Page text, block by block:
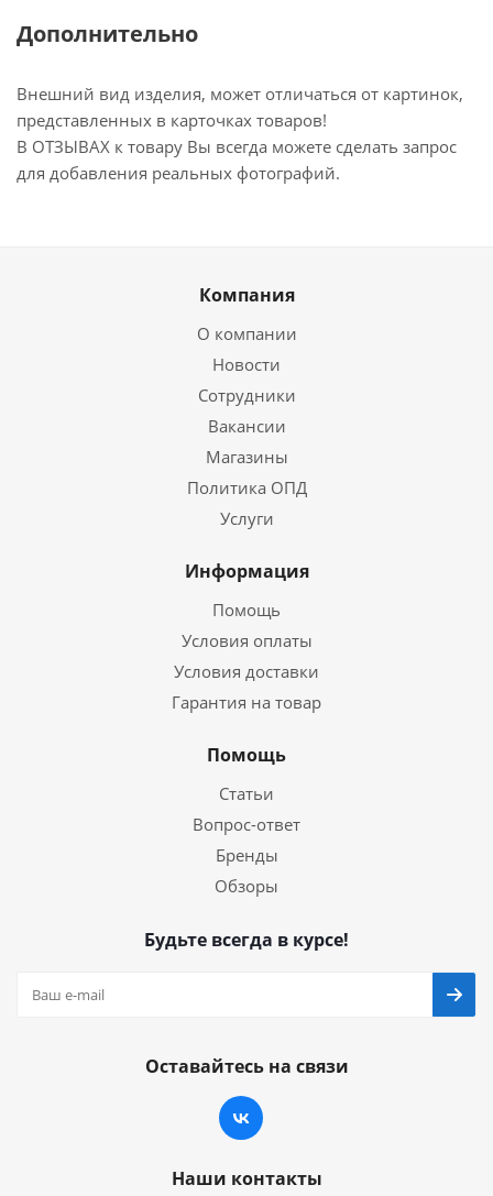
Дополнительно
Внешний вид изделия, может отличаться от картинок,
представленных в карточках товаров!
В ОТЗЫВАХ к товару Вы всегда можете сделать запрос
для добавления реальных фотографий.
Компания
О компании
Новости
Сотрудники
Вакансии
Магазины
Политика ОПД
Услуги
Информация
Помощь
Условия оплаты
Условия доставки
Гарантия на товар
Помощь
Статьи
Вопрос-ответ
Бренды
Обзоры
Будьте всегда в курсе!
Оставайтесь на связи
Наши контакты